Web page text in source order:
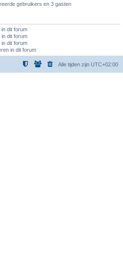
gebruikers en 3 gasten
dit forum
dit forum
in dit forum
in dit forum
Alle tijden zijn UTC+02:00